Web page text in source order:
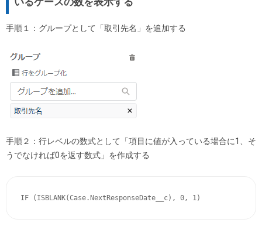
手順１：グループとして「取引先名」を追加する
手順２：行レベルの数式として「項目に値が入っている場合に1、そ
うでなければ0を返す数式」を作成する
IF (ISBLANK(Case.NextResponseDate__c), 0, 1)